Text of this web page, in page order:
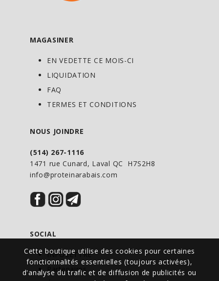
Cette boutique utilise des cookies pour certaines
fonctionnalités essentielles (toujours activées),
d'analyse du trafic et de diffusion de publicités ou
MAGASINER
EN VEDETTE CE MOIS-CI
LIQUIDATION
FAQ
TERMES ET CONDITIONS
NOUS JOINDRE
(514) 267-1116
1471 rue Cunard, Laval QC H7S2H8
info@proteinarabais.com
SOCIAL
INFOLETTRE
Partenaires